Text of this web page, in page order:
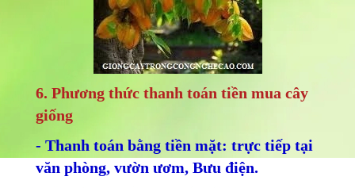
6. Phương thức thanh toán tiền mua cây
giống
- Thanh toán bằng tiền mặt: trực tiếp tại
văn phòng, vườn ươm, Bưu điện.